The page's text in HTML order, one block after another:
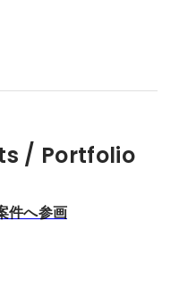
/ Portfolio
件へ参画